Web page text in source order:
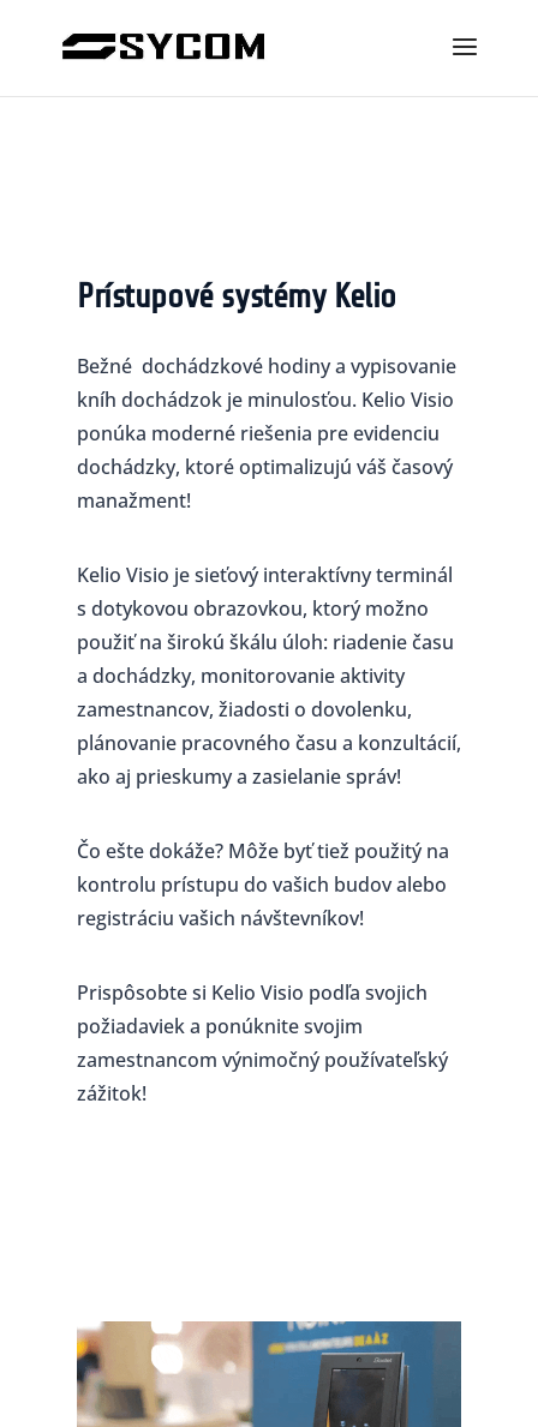
Prístupové systémy Kelio
Bežné dochádzkové hodiny a vypisovanie
kníh dochádzok je minulosťou. Kelio Visio
ponúka moderné riešenia pre evidenciu
dochádzky, ktoré optimalizujú váš časový
manažment!
Kelio Visio je sieťový interaktívny terminál
s dotykovou obrazovkou, ktorý možno
použiť na širokú škálu úloh: riadenie času
a dochádzky, monitorovanie aktivity
zamestnancov, žiadosti o dovolenku,
plánovanie pracovného času a konzultácií,
ako aj prieskumy a zasielanie správ!
Čo ešte dokáže? Môže byť tiež použitý na
kontrolu prístupu do vašich budov alebo
registráciu vašich návštevníkov!
Prispôsobte si Kelio Visio podľa svojich
požiadaviek a ponúknite svojim
zamestnancom výnimočný používateľský
zážitok!